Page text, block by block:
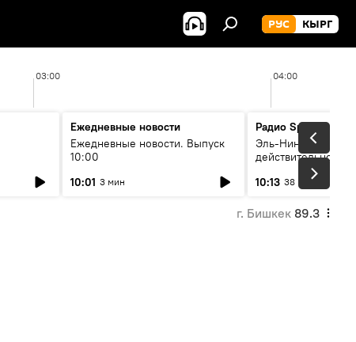
РУС КЫРГ
03:00 04:00
Ежедневные новости
Ежедневные новости. Выпуск
10:00
10:01 3 мин
Радио Sputnik
Эль-Ниньо, жара и
действительно
погоду в
10:13 38 мин
г. Бишкек 89.3